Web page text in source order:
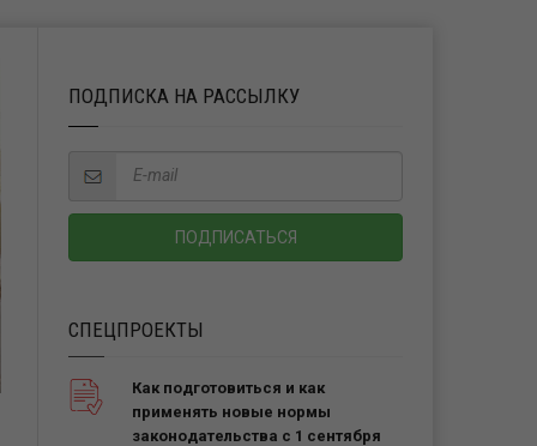
ПОДПИСКА НА РАССЫЛКУ
СПЕЦПРОЕКТЫ
Как подготовиться и как
применять новые нормы
законодательства с 1 сентября